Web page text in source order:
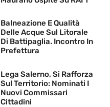
Balneazione E Qualità
Delle Acque Sul Litorale
Di Battipaglia. Incontro In
Prefettura
Lega Salerno, Si Rafforza
Sul Territorio: Nominati I
Nuovi Commissari
Cittadini